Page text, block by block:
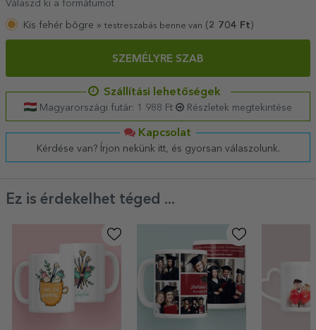
Válaszd ki a formátumot
Kis fehér bögre » testreszabás benne van ( 2 704 Ft )
SZEMÉLYRE SZAB
Szállítási lehetőségek
Magyarországi futár: 1 988 Ft Részletek megtekintése
Kapcsolat
Kérdése van? Írjon nekünk itt, és gyorsan válaszolunk.
Ez is érdekelhet téged ...